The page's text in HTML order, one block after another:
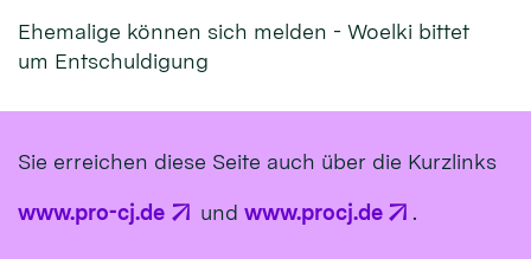
Ehemalige können sich melden - Woelki bittet
um Entschuldigung
Sie erreichen diese Seite auch über die Kurzlinks
www.pro-cj.de und www.procj.de .